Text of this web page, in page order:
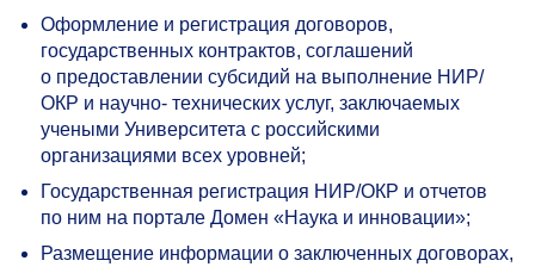
Оформление и регистрация договоров,
государственных контрактов, соглашений
о предоставлении субсидий на выполнение НИР/
ОКР и научно- технических услуг, заключаемых
учеными Университета с российскими
организациями всех уровней;
Государственная регистрация НИР/ОКР и отчетов
по ним на портале Домен «Наука и инновации»;
Размещение информации о заключенных договорах,